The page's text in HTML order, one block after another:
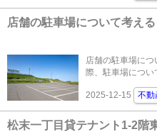
店舗の駐車場について考え
店舗の駐車場に
際、駐車場につ
2025-12-15 不動
松末一丁目貸テナント1-2階